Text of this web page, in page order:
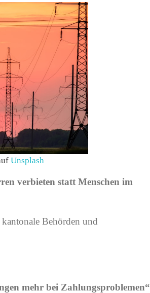
Unsplash
verbieten statt Menschen im
Behörden und
mehr bei Zahlungsproblemen“